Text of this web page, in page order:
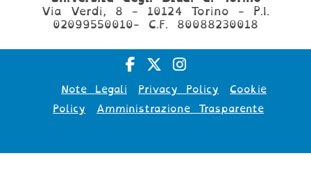
Via Verdi, 8 - 10124 Torino - P.I.
02099550010- C.F. 80088230018
Note Legali Privacy Policy
Cookie
Policy
Amministrazione Trasparente